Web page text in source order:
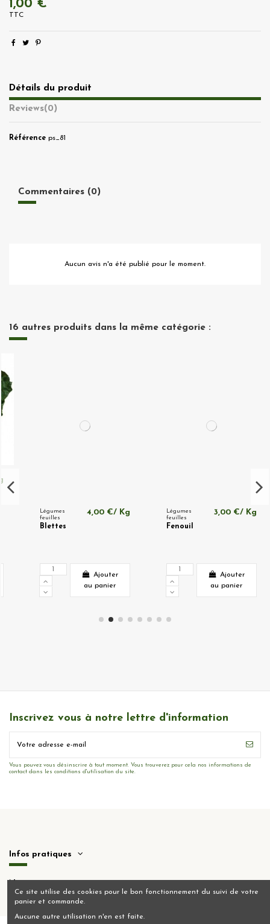
1,00 €
TTC
Détails du produit
Reviews(0)
Référence ps_81
Commentaires (0)
Aucun avis n'a été publié pour le moment.
16 autres produits dans la même catégorie :
Légumes
feuilles
Blettes
4,00 €/ Kg
Ajouter
au panier
Légumes
feuilles
Fenouil
3,00 €/ Kg
Ajouter
au panier
Inscrivez vous à notre lettre d'information
Vous pouvez vous désinscrire à tout moment. Vous trouverez pour cela nos informations de
contact dans les conditions d'utilisation du site.
Infos pratiques
Ce site utilise des cookies pour le bon fonctionnement du suivi de votre
panier et commande.
Aucune autre utilisation n'en est faite.